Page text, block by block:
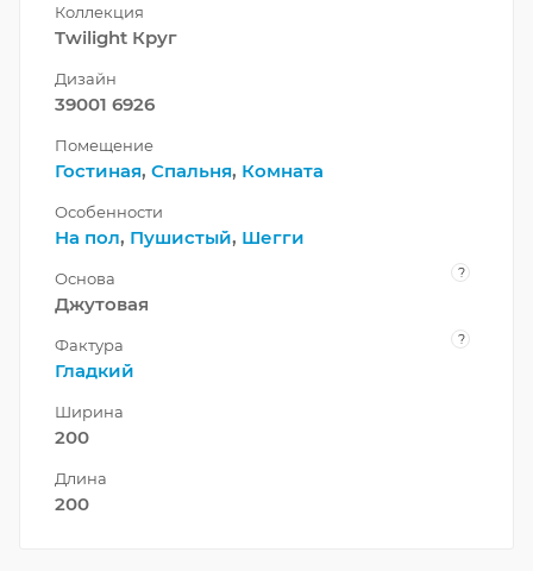
Коллекция
Twilight Круг
Дизайн
39001 6926
Помещение
Гостиная, Спальня, Комната
Особенности
На пол, Пушистый, Шегги
Основа ?
Джутовая
Фактура ?
Гладкий
Ширина
200
Длина
200